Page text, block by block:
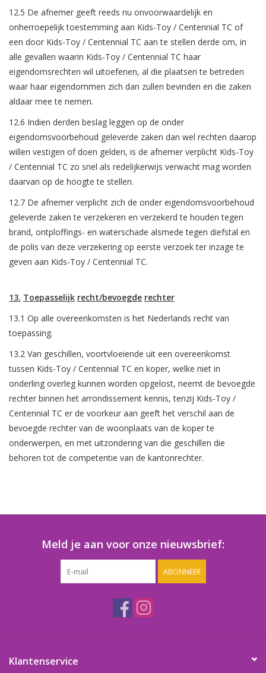
12.5 De afnemer geeft reeds nu onvoorwaardelijk en
onherroepelijk toestemming aan Kids-Toy / Centennial TC of
een door Kids-Toy / Centennial TC aan te stellen derde om, in
alle gevallen waarin Kids-Toy / Centennial TC haar
eigendomsrechten wil uitoefenen, al die plaatsen te betreden
waar haar eigendommen zich dan zullen bevinden en die zaken
aldaar mee te nemen.
12.6 Indien derden beslag leggen op de onder
eigendomsvoorbehoud geleverde zaken dan wel rechten daarop
willen vestigen of doen gelden, is de afnemer verplicht Kids-Toy
/ Centennial TC zo snel als redelijkerwijs verwacht mag worden
daarvan op de hoogte te stellen.
12.7 De afnemer verplicht zich de onder eigendomsvoorbehoud
geleverde zaken te verzekeren en verzekerd te houden tegen
brand, ontploffings- en waterschade alsmede tegen diefstal en
de polis van deze verzekering op eerste verzoek ter inzage te
geven aan Kids-Toy / Centennial TC.
13. Toepasselijk recht/bevoegde rechter
13.1 Op alle overeenkomsten is het Nederlands recht van
toepassing.
13.2 Van geschillen, voortvloeiende uit een overeenkomst
tussen Kids-Toy / Centennial TC en koper, welke niet in
onderling overleg kunnen worden opgelost, neemt de bevoegde
rechter binnen het arrondissement kennis, tenzij Kids-Toy /
Centennial TC er de voorkeur aan geeft het verschil aan de
bevoegde rechter van de woonplaats van de koper te
onderwerpen, en met uitzondering van die geschillen die
behoren tot de competentie van de kantonrechter.
Meld je aan voor onze nieuwsbrief:
ABONNEER
Klantenservice